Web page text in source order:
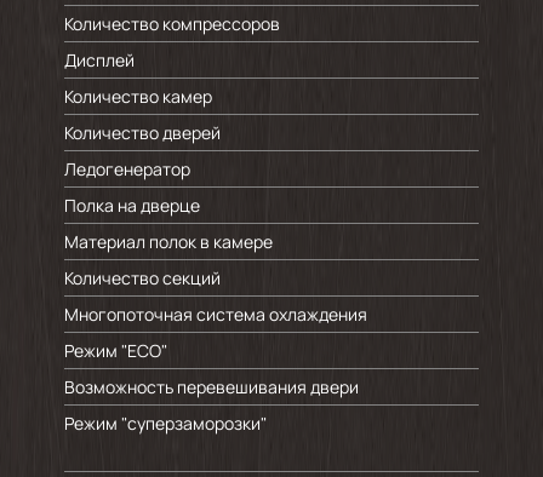
Количество компрессоров
Дисплей
Количество камер
Количество дверей
Ледогенератор
Полка на дверце
Материал полок в камере
Количество секций
Многопоточная система охлаждения
Режим "ECO"
Возможность перевешивания двери
Режим "суперзаморозки"